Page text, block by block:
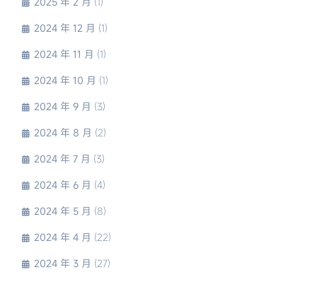
2024 年 12 月 (1)
2024 年 11 月 (1)
2024 年 10 月 (1)
2024 年 9 月 (3)
2024 年 8 月 (2)
2024 年 7 月 (3)
2024 年 6 月 (4)
2024 年 5 月 (8)
2024 年 4 月 (22)
2024 年 3 月 (27)